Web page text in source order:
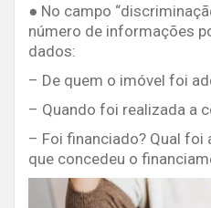
● No campo
número de informações
dados:
– De quem o imóvel foi
– Quando foi realizada a
– Foi financiado? Qual
que concedeu o